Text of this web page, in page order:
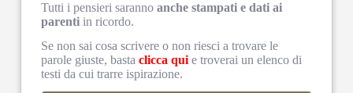
Tutti i pensieri sarannoanche stampati e dati ai
parenti in ricordo.
Se non sai cosa scrivere o non riesci a trovare le
parole giuste, bastaclicca qui e troverai un elenco di
testi da cui trarre ispirazione.